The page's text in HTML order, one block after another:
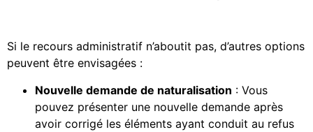
Si le recours administratif n’aboutit pas, d’autres options
peuvent être envisagées :
Nouvelle demande de naturalisation : Vous
pouvez présenter une nouvelle demande après
avoir corrigé les éléments ayant conduit au refus